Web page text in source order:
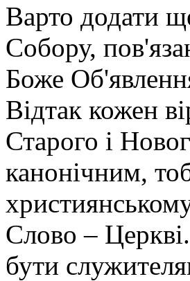
Варто додати
Собору,
Боже
Відтак кожен
Старого і
канонічним,
Слово –
бути